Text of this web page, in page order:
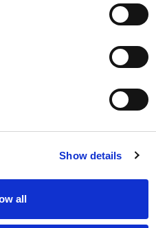
Show details
all